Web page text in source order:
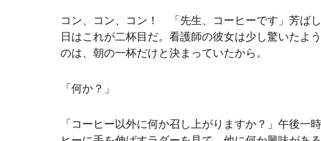
コン、コン、コン！　「先生、コーヒーです」芳ば
日はこれが二杯目だ。看護師の彼女は少し驚いたよ
のは、朝の一杯だけと決まっていたから。
「何か？」
「コーヒー以外に何か召し上がりますか？」午後一